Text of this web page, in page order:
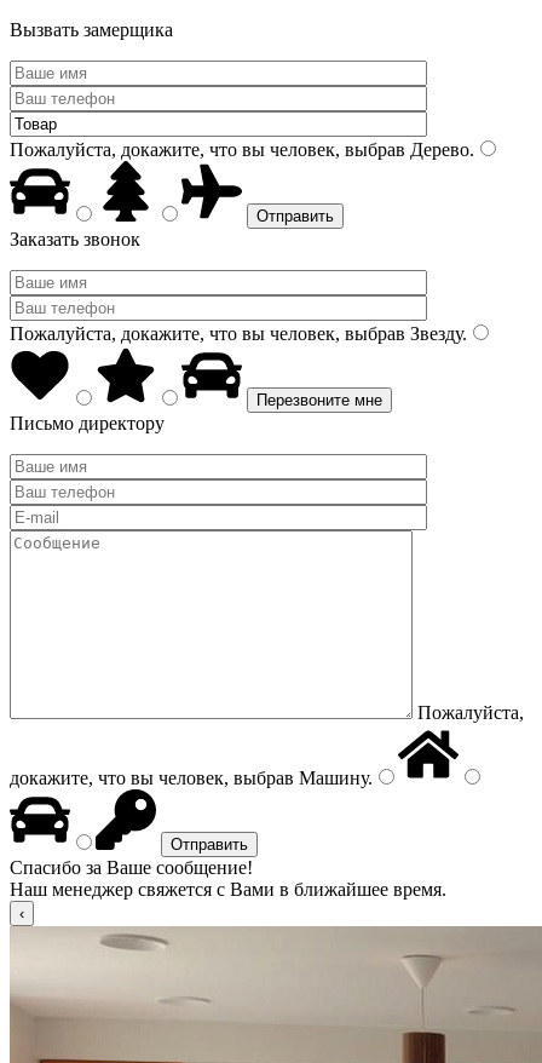
Вызвать замерщика
Пожалуйста, докажите, что вы человек, выбрав Дерево.
Заказать звонок
Пожалуйста, докажите, что вы человек, выбрав Звезду.
Письмо директору
Пожалуйста,
докажите, что вы человек, выбрав Машину.
Спасибо за Ваше сообщение!
Наш менеджер свяжется с Вами в ближайшее время.